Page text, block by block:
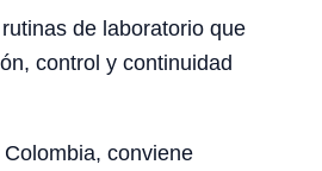
de laboratorio que
control y continuidad
conviene